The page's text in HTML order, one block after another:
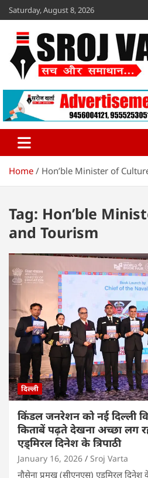
Skip
to
content
Saturday, August 8, 2026
Sroj Varta
www.srojvarta.in
Home Hon’ble Minister of
Tag: Hon’ble
and Tourism
दिल्ली
किंडल जनरेशन को नई दिल्ली
किताबें पढ़ते देखना अच्छा लग
एड्मिरल दिनेश के त्रिपाठी
January 16, 2026 Sroj Varta
नौसेना प्रमुख (सीएनएस) एडमिरल दिनेश